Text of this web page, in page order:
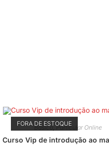
FORA DE ESTOQUE
Básico,Particular Online
Curso Vip de introdução ao